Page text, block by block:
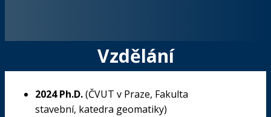
Vzdělání
2024 Ph.D.(ČVUT v Praze, Fakulta
stavební, katedra geomatiky)